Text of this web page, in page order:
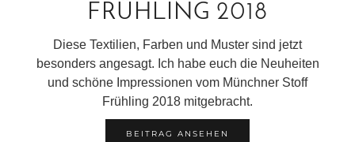
FRÜHLING 2018
Diese Textilien, Farben und Muster sind jetzt
besonders angesagt. Ich habe euch die Neuheiten
und schöne Impressionen vom Münchner Stoff
Frühling 2018 mitgebracht.
BEITRAG ANSEHEN